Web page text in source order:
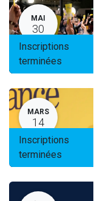
MAI
30
Inscriptions
terminées
MARS
14
Inscriptions
terminées